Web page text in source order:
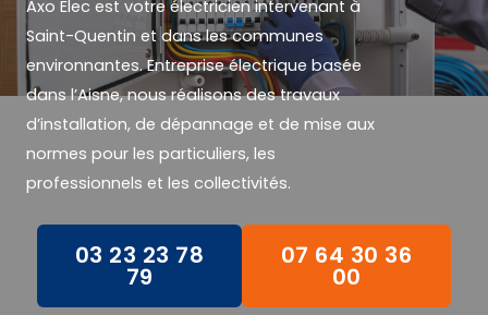
Axo Elec est votre électricien intervenant à
Saint-Quentin et dans les communes
environnantes. Entreprise électrique basée
dans l’Aisne, nous réalisons des travaux
d’installation, de dépannage et de mise aux
normes pour les particuliers, les
professionnels et les collectivités.
03 23 23 78
79
07 64 30 36
00